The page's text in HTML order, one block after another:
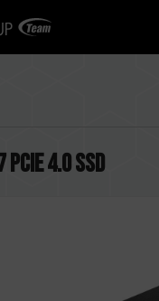
PCIe 4.0 SSD